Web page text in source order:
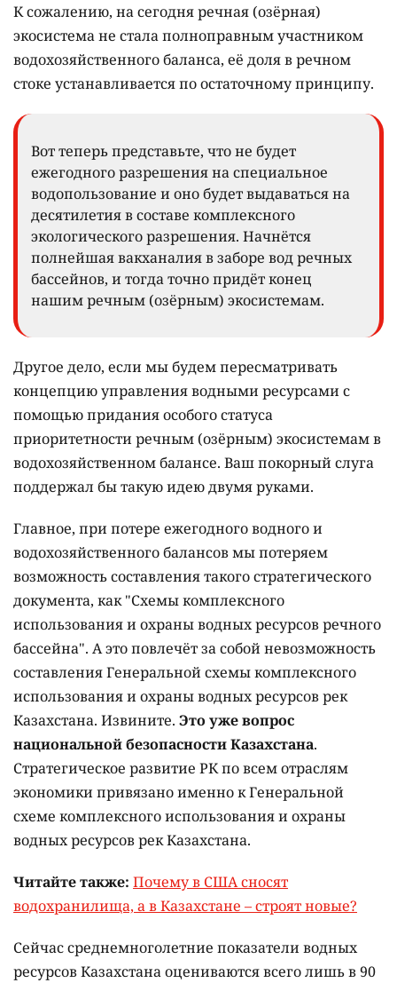
К сожалению, на сегодня речная (озёрная)
экосистема не стала полноправным участником
водохозяйственного баланса, её доля в речном
стоке устанавливается по остаточному принципу.
Вот теперь представьте, что не будет
ежегодного разрешения на специальное
водопользование и оно будет выдаваться на
десятилетия в составе комплексного
экологического разрешения. Начнётся
полнейшая вакханалия в заборе вод речных
бассейнов, и тогда точно придёт конец
нашим речным (озёрным) экосистемам.
Другое дело, если мы будем пересматривать
концепцию управления водными ресурсами с
помощью придания особого статуса
приоритетности речным (озёрным) экосистемам в
водохозяйственном балансе. Ваш покорный слуга
поддержал бы такую идею двумя руками.
Главное, при потере ежегодного водного и
водохозяйственного балансов мы потеряем
возможность составления такого стратегического
документа, как "Схемы комплексного
использования и охраны водных ресурсов речного
бассейна". А это повлечёт за собой невозможность
составления Генеральной схемы комплексного
использования и охраны водных ресурсов рек
Казахстана. Извините. Это уже вопрос
национальной безопасности Казахстана.
Стратегическое развитие РК по всем отраслям
экономики привязано именно к Генеральной
схеме комплексного использования и охраны
водных ресурсов рек Казахстана.
Читайте также: Почему в США сносят
водохранилища, а в Казахстане – строят новые?
Сейчас среднемноголетние показатели водных
ресурсов Казахстана оцениваются всего лишь в 90